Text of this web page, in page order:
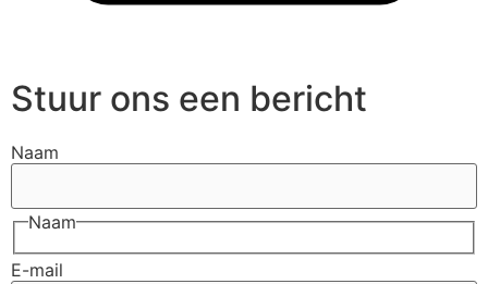
Stuur ons een bericht
Naam
Naam
E-mail